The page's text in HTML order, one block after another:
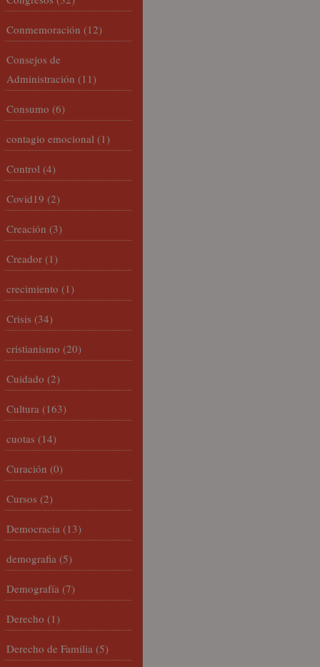
Conmemoración (12)
Consejos de
Administración (11)
Consumo (6)
contagio emocional (1)
Control (4)
Covid19 (2)
Creación (3)
Creador (1)
crecimiento (1)
Crisis (34)
cristianismo (20)
Cuidado (2)
Cultura (163)
cuotas (14)
Curación (0)
Cursos (2)
Democracia (13)
demografia (5)
Demografía (7)
Derecho (1)
Derecho de Familia (5)